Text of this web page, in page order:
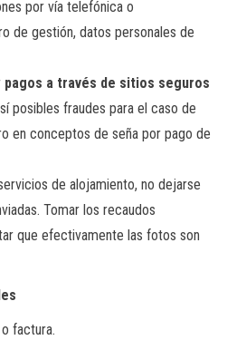
por vía telefónica o
de gestión, datos personales de
pagos a través de sitios seguros
posibles fraudes para el caso de
en conceptos de seña por pago de
de alojamiento, no dejarse
Tomar los recaudos
que efectivamente las fotos son
factura.